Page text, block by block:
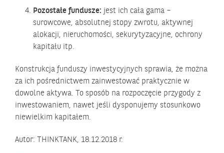
Pozostałe fundusze: jest ich cała gama –
surowcowe, absolutnej stopy zwrotu, aktywnej
alokacji, nieruchomości, sekurytyzacyjne, ochrony
kapitału itp.
Konstrukcja funduszy inwestycyjnych sprawia, że można
za ich pośrednictwem zainwestować praktycznie w
dowolne aktywa. To sposób na rozpoczęcie przygody z
inwestowaniem, nawet jeśli dysponujemy stosunkowo
niewielkim kapitałem.
Autor: THINKTANK, 18.12.2018 r.